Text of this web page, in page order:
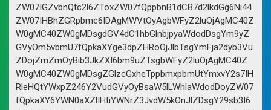
ZW07IGZvbnQtc2l6ZToxZW07fQppbnB1dCB7d2lkdGg6Ni44
ZW07IHBhZGRpbmc6IDAgMWVtOyAgbWFyZ2luOjAgMC40Z
W0gMC40ZW0gMDsgdGV4dC1hbGlnbjpyaWdodDsgYm9yZ
GVyOm5vbmU7fQpkaXYge3dpZHRoOjJlbTsgYmFja2dyb3Vu
ZDojZmZmOyBib3JkZXI6bm9uZTsgbWFyZ2luOjAgMC40Z
W0gMC40ZW0gMDsgZGlzcGxheTppbmxpbmUtYmxvY2s7IH
RleHQtYWxpZ246Y2VudGVyOyBsaW5lLWhlaWdodDoyZW07
fQpkaXY6YWN0aXZlIHtiYWNrZ3JvdW5kOnJlZDsgY29sb3I6